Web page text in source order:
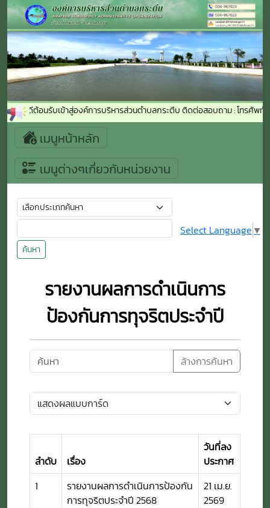
ยินดีต้อนรับเข้าสู่องค์การบริหารส่วนตำบลกระตีบ ติดต่อสอบถาม : โทรศัพท์ :
เมนูหน้าหลัก
เมนูต่างๆเกี่ยวกับหน่วยงาน
ค้นหา
Select Language ▼
รายงานผลการดำเนินการ
ป้องกันการทุจริตประจำปี
ล้างการค้นหา
ลำดับ เรื่อง
วันที่ลง
ประกาศ
1
รายงานผลการดำเนินการป้องกัน
การทุจริตประจำปี 2568
21 เม.ย.
2569